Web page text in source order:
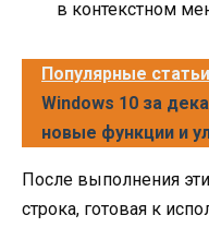
в контекстном
Популярные статьи
Windows 10 за
новые функции и
После выполнения
строка, готовая к